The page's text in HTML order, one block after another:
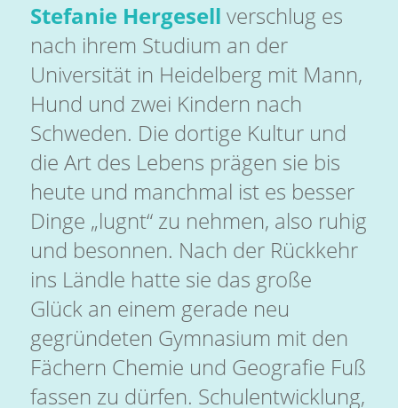
Stefanie Hergesell verschlug es
nach ihrem Studium an der
Universität in Heidelberg mit Mann,
Hund und zwei Kindern nach
Schweden. Die dortige Kultur und
die Art des Lebens prägen sie bis
heute und manchmal ist es besser
Dinge „lugnt“ zu nehmen, also ruhig
und besonnen. Nach der Rückkehr
ins Ländle hatte sie das große
Glück an einem gerade neu
gegründeten Gymnasium mit den
Fächern Chemie und Geografie Fuß
fassen zu dürfen. Schulentwicklung,